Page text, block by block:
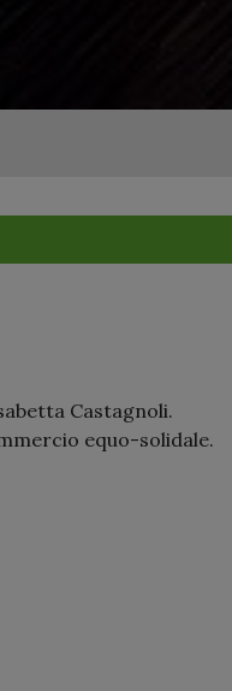
Castagnoli.
equo-solidale.